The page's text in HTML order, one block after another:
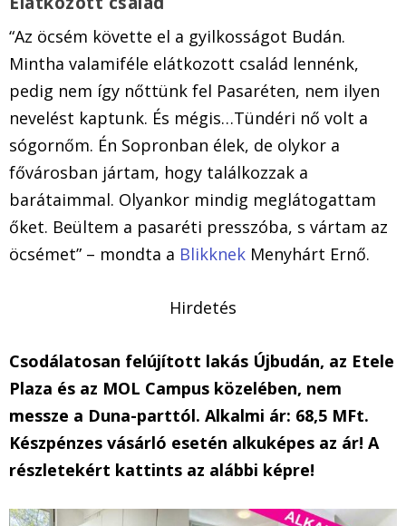
“Az öcsém követte el a gyilkosságot Budán.
Mintha valamiféle elátkozott család lennénk,
pedig nem így nőttünk fel Pasaréten, nem ilyen
nevelést kaptunk. És mégis…Tündéri nő volt a
sógornőm. Én Sopronban élek, de olykor a
fővárosban jártam, hogy találkozzak a
barátaimmal. Olyankor mindig meglátogattam
őket. Beültem a pasaréti presszóba, s vártam az
öcsémet” – mondta a Blikknek Menyhárt Ernő.
Hirdetés
Csodálatosan felújított lakás Újbudán, az Etele
Plaza és az MOL Campus közelében, nem
messze a Duna-parttól. Alkalmi ár: 68,5 MFt.
Készpénzes vásárló esetén alkuképes az ár! A
részletekért kattints az alábbi képre!